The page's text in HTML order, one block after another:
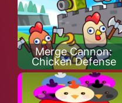
Merge Cannon:
Chicken Defense